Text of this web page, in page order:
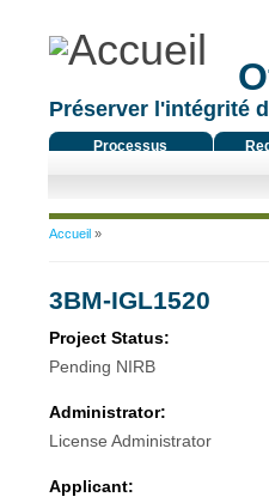
Préserver l'intégrité
Processus
Vous êtes ici
Accueil»
3BM-IGL1520
Project Status:
Pending NIRB
Administrator:
License Administrator
Applicant: